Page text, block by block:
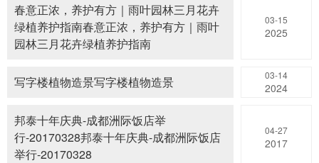
春意正浓，养护有方｜雨叶园林三月花卉
绿植养护指南春意正浓，养护有方｜雨叶
园林三月花卉绿植养护指南
03-15
2025
写字楼植物造景写字楼植物造景 03-14
2024
邦泰十年庆典-成都洲际饭店举
行-20170328邦泰十年庆典-成都洲际饭店
举行-20170328
04-27
2017